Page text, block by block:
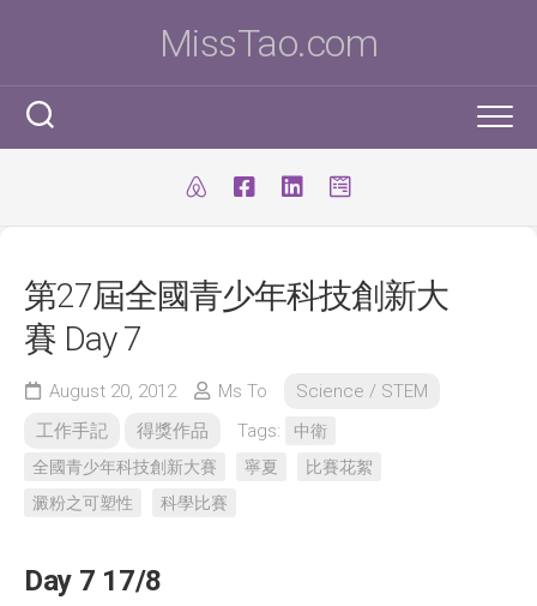
MissTao.com
跨學科STEM活動
科學研究科
I.T. Team
九連環
國際科學與工程大獎賽(ISEF)
ICT Poster
ICT 補充
SBA
IT比賽&活動
柔道部
柔道手帳
練習時間表
注意事項
我是Ms To
我的文章
第27屆全國青少年科技創新大
賽 Day 7
August 20, 2012 Ms To
Science / STEM
工作手記
得獎作品 Tags:
中衛
全國青少年科技創新大賽
寧夏
比賽花絮
澱粉之可塑性
科學比賽
Day 7 17/8